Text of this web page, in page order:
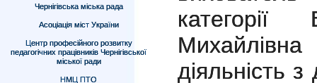
Чернігівська міська рада
Асоціація міст України
Центр професійного розвитку
педагогічних працівників Чернігівської
міської ради
НМЦ ПТО
категорії
діяльність